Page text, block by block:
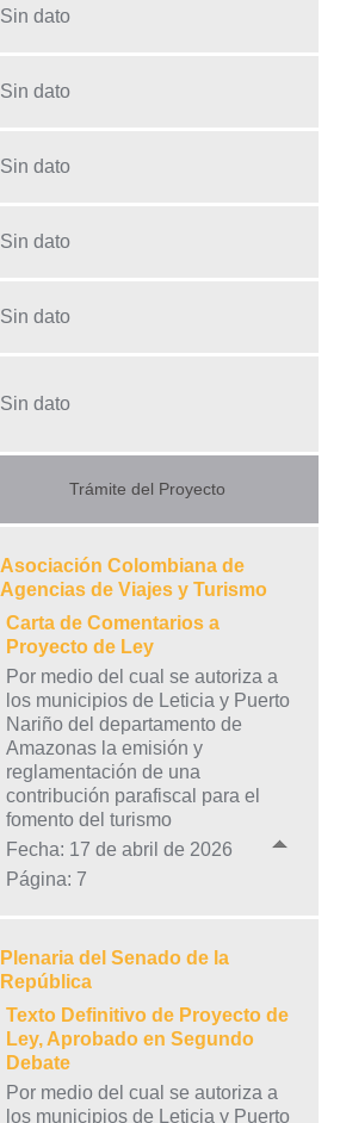
Sin dato
Sin dato
Sin dato
Sin dato
Sin dato
Sin dato
Trámite del Proyecto
Asociación Colombiana de
Agencias de Viajes y Turismo
Carta de Comentarios a
Proyecto de Ley
Por medio del cual se autoriza a
los municipios de Leticia y Puerto
Nariño del departamento de
Amazonas la emisión y
reglamentación de una
contribución parafiscal para el
fomento del turismo
Fecha: 17 de abril de 2026
Página: 7
Plenaria del Senado de la
República
Texto Definitivo de Proyecto de
Ley, Aprobado en Segundo
Debate
Por medio del cual se autoriza a
los municipios de Leticia y Puerto